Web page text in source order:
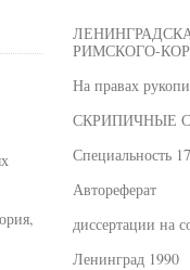
РИМСКОГО-
На правах
СКРИПИЧНЫЕ
Специальность
Автореферат
диссертации на
Ленинград 1990